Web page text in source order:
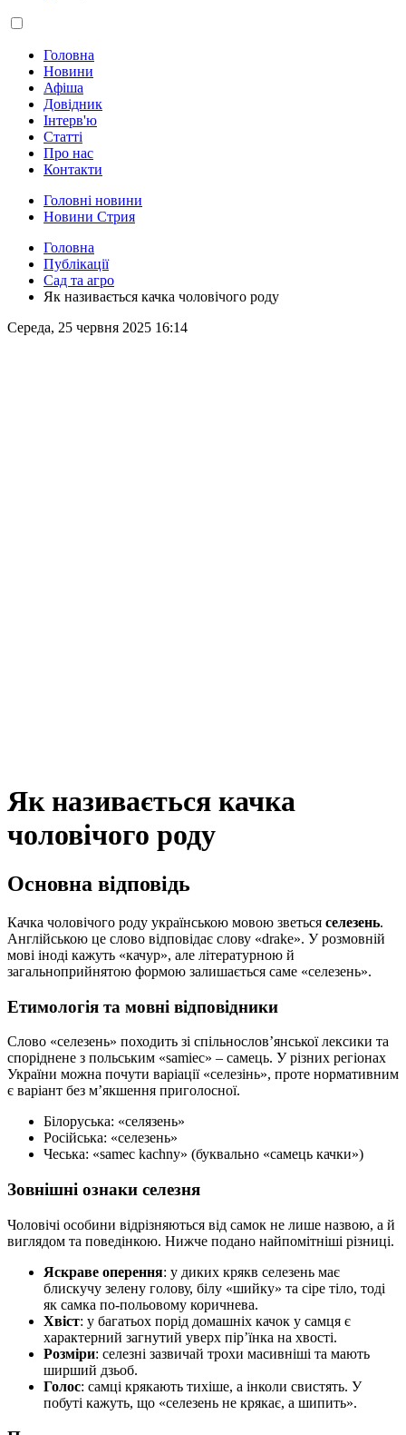
Головна
Новини
Афіша
Довідник
Інтерв'ю
Статті
Про нас
Контакти
Головні новини
Новини Стрия
Головна
Публікації
Сад та агро
Як називається качка чоловічого роду
Середа, 25 червня 2025 16:14
Як називається качка
чоловічого роду
Основна відповідь
Качка чоловічого роду українською мовою зветься селезень.
Англійською це слово відповідає слову «drake». У розмовній
мові іноді кажуть «качур», але літературною й
загальноприйнятою формою залишається саме «селезень».
Етимологія та мовні відповідники
Слово «селезень» походить зі спільнослов’янської лексики та
споріднене з польським «samiec» – самець. У різних регіонах
України можна почути варіації «селезінь», проте нормативним
є варіант без м’якшення приголосної.
Білоруська: «селязень»
Російська: «селезень»
Чеська: «samec kachny» (буквально «самець качки»)
Зовнішні ознаки селезня
Чоловічі особини відрізняються від самок не лише назвою, а й
виглядом та поведінкою. Нижче подано найпомітніші різниці.
Яскраве оперення: у диких крякв селезень має
блискучу зелену голову, білу «шийку» та сіре тіло, тоді
як самка по-польовому коричнева.
Хвіст: у багатьох порід домашніх качок у самця є
характерний загнутий уверх пір’їнка на хвості.
Розміри: селезні зазвичай трохи масивніші та мають
ширший дзьоб.
Голос: самці крякають тихіше, а інколи свистять. У
побуті кажуть, що «селезень не крякає, а шипить».